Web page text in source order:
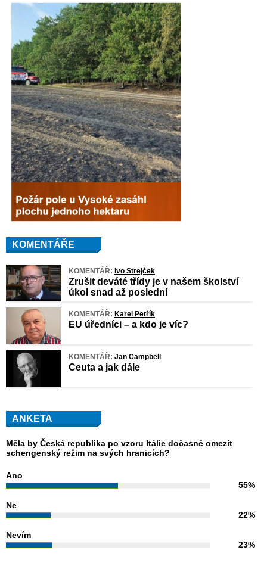
KOMENTÁŘE
KOMENTÁŘ: Ivo Strejček
Zrušit deváté třídy je v našem školství
úkol snad až poslední
KOMENTÁŘ: Karel Petřík
EU úředníci – a kdo je víc?
KOMENTÁŘ: Jan Campbell
Ceuta a jak dále
ANKETA
Měla by Česká republika po vzoru Itálie dočasně omezit
schengenský režim na svých hranicích?
Ano
55%
Ne
22%
Nevím
23%